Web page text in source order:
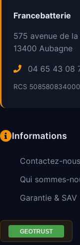
Francebatterie
575 avenue de
13400 Aubagne
04 65 43 08
RCS
Informations
Contactez-nous
Qui sommes-
Garantie & SAV